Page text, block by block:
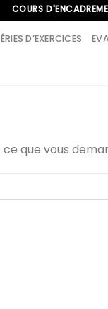
D'ENCADREMENT
D’EXERCICES
que vous